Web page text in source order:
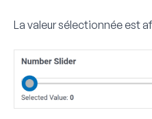
La valeur sélectionnée est